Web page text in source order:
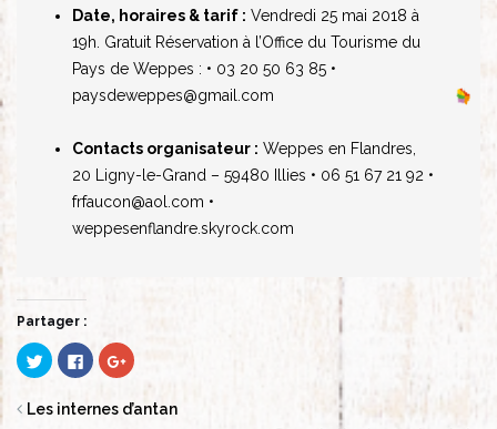
Date, horaires & tarif : Vendredi 25 mai 2018 à
19h. Gratuit Réservation à l’Office du Tourisme du
Pays de Weppes : • 03 20 50 63 85 •
paysdeweppes@gmail.com
Contacts organisateur : Weppes en Flandres,
20 Ligny-le-Grand – 59480 Illies • 06 51 67 21 92 •
frfaucon@aol.com •
weppesenflandre.skyrock.com
Partager :
Cliquez
pour
partager
Twitter(ouvre
Cliquez
pour
partager
Facebook(ouvre
Cliquez
pour
partager
Google+
Les internes d’antan